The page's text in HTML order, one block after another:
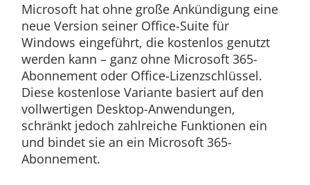
Microsoft hat ohne große Ankündigung eine
neue Version seiner Office-Suite für
Windows eingeführt, die kostenlos genutzt
werden kann – ganz ohne Microsoft 365-
Abonnement oder Office-Lizenzschlüssel.
Diese kostenlose Variante basiert auf den
vollwertigen Desktop-Anwendungen,
schränkt jedoch zahlreiche Funktionen ein
und bindet sie an ein Microsoft 365-
Abonnement.